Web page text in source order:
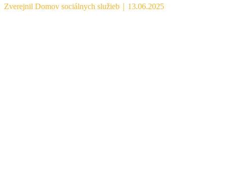
Zverejnil Domov sociálnych služieb
13.06.2025